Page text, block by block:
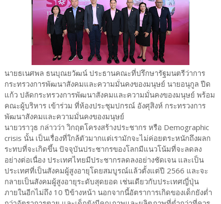
นายธเนศพล ธนบุณยวัฒน์ ประธานคณะที่ปรึกษารัฐมนตรีว่าการ
กระทรวงการพัฒนาสังคมและความมั่นคงของมนุษย์ นายอนุกูล ปีด
แก้ว ปลัดกระทรวงการพัฒนาสังคมและความมั่นคงของมนุษย์ พร้อม
คณะผู้บริหาร เข้าร่วม ที่ห้องประชุมปกรณ์ อังศุสิงห์ กระทรวงการ
พัฒนาสังคมและความมั่นคงของมนุษย์
นายวราวุธ กล่าวว่า วิกฤตโครงสร้างประชากร หรือ Demographic
crisis นั้น เป็นเรื่องที่ใกล้ตัวมากแต่เรามักจะไม่ค่อยตระหนักถึงผลก
ระทบที่จะเกิดขึ้น ปัจจุบันประชากรของโลกมีแนวโน้มที่จะลดลง
อย่างต่อเนื่อง ประเทศไทยมีประชากรลดลงอย่างชัดเจน และเป็น
ประเทศที่เป็นสังคมผู้สูงอายุโดยสมบูรณ์แล้วตั้งแต่ปี 2566 และจะ
กลายเป็นสังคมผู้สูงอายุระดับสุดยอด เช่นเดียวกับประเทศญี่ปุ่น
ภายในอีกไม่ถึง 10 ปีข้างหน้า นอกจากนี้อัตราการเกิดของเด็กยังต่ำ